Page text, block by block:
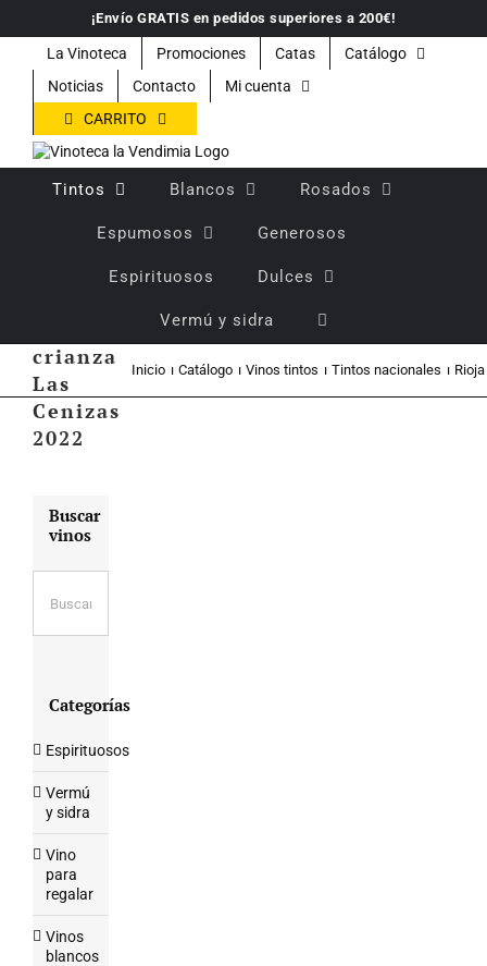
contenido
¡Envío GRATIS en pedidos superiores a 200€!
La Vinoteca Promociones Catas
Catálogo
Noticias
Contacto
Mi cuenta
CARRITO
Tintos Blancos Rosados
Espumosos Generosos
Espirituosos Dulces
Vermú y sidra
crianza
Las
Cenizas
2022
Inicio Catálogo Vinos tintos Tintos nacionales Rioja
Buscar
vinos
Categorías
Espirituosos
Vermú
y sidra
Vino
para
regalar
Vinos
blancos